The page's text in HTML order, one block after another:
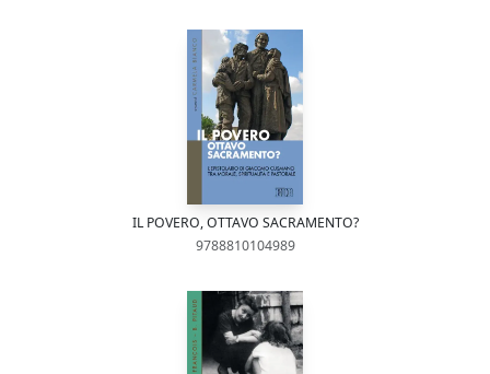
IL POVERO, OTTAVO SACRAMENTO?
9788810104989